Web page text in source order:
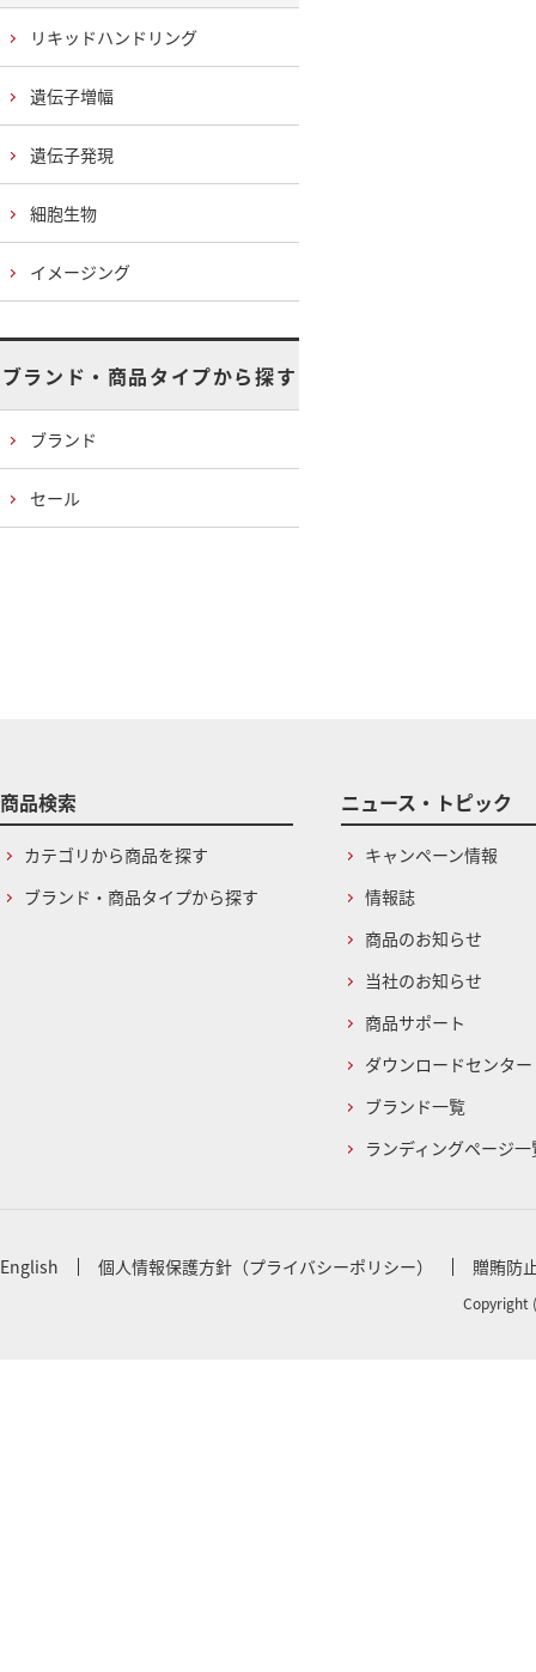
リキッドハンドリング
遺伝子増幅
遺伝子発現
細胞生物
イメージング
ブランド・商品タイプから探す
ブランド
セール
商品検索
カテゴリから商品を探す
ブランド・商品タイプから探す
ニュース・トピック
キャンペーン情報
情報誌
商品のお知らせ
当社のお知らせ
商品サポート
ダウンロードセンター
ブランド一覧
ランディングページ一
English 個人情報保護方針（プライバシーポリシー） 贈賄防
Copyright